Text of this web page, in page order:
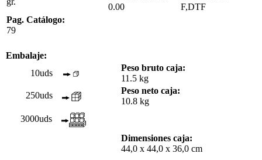
0.00
F,DTF
Pag. Catálogo:
79
Embalaje:
10uds
Peso bruto caja:
11.5 kg
250uds
Peso neto caja:
10.8 kg
3000uds
Dimensiones caja:
44,0 x 44,0 x 36,0 cm